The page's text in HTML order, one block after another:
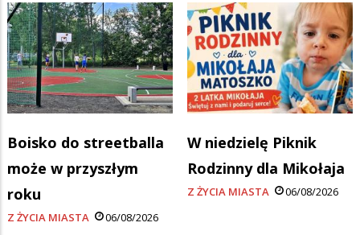
Boisko do streetballa
może w przyszłym
roku
Z ŻYCIA MIASTA 06/08/2026
W niedzielę Piknik
Rodzinny dla Mikołaja
Z ŻYCIA MIASTA 06/08/2026